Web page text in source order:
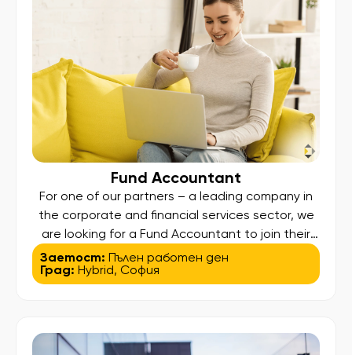
Fund Accountant
For one of our partners – a leading company in
the corporate and financial services sector, we
are looking for a Fund Accountant to join their
team. Key responsibilities: Prepare and review
monthly and quarterly NAV reports, including
(GAAP/IFRS) Manage cash, bank […]
Заетост: Пълен работен ден
Град: Hybrid, София